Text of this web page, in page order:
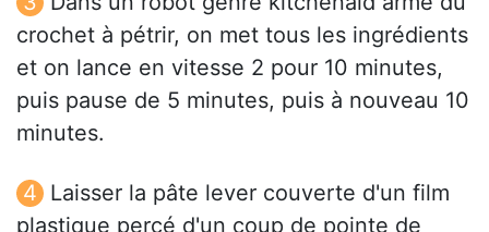
crochet à pétrir, on met tous les ingrédients
et on lance en vitesse 2 pour 10 minutes,
puis pause de 5 minutes, puis à nouveau 10
minutes.
Laisser la pâte lever couverte d'un film
plastique percé d'un coup de pointe de